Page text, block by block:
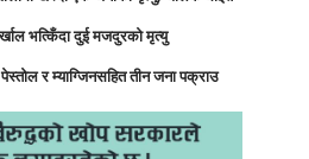
भत्किँदा दुई मजदुरको मृत्यु
र म्याग्जिनसहित तीन जना पक्राउ